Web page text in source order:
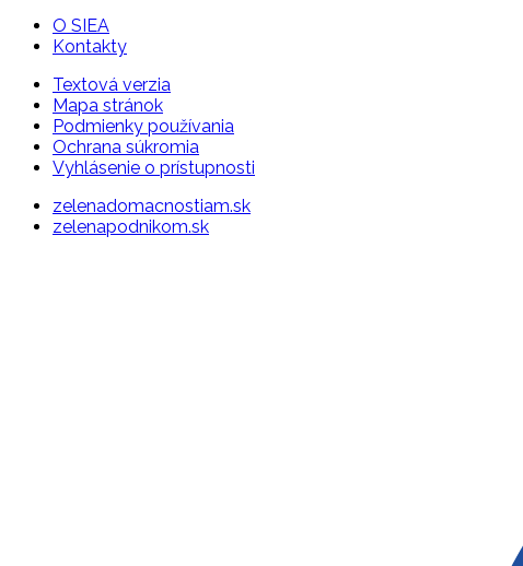
O SIEA
Kontakty
Textová verzia
Mapa stránok
Podmienky používania
Ochrana súkromia
Vyhlásenie o prístupnosti
zelenadomacnostiam.sk
zelenapodnikom.sk